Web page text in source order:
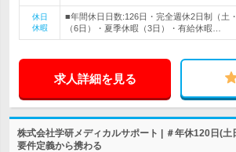
休日
休暇
■年間休日日数:126日・完全週休2日制（土
（6日）・夏季休暇（3日）・有給休暇…
求人詳細を見る
株式会社学研メディカルサポート | ＃年休120日(土
要件定義から携わる